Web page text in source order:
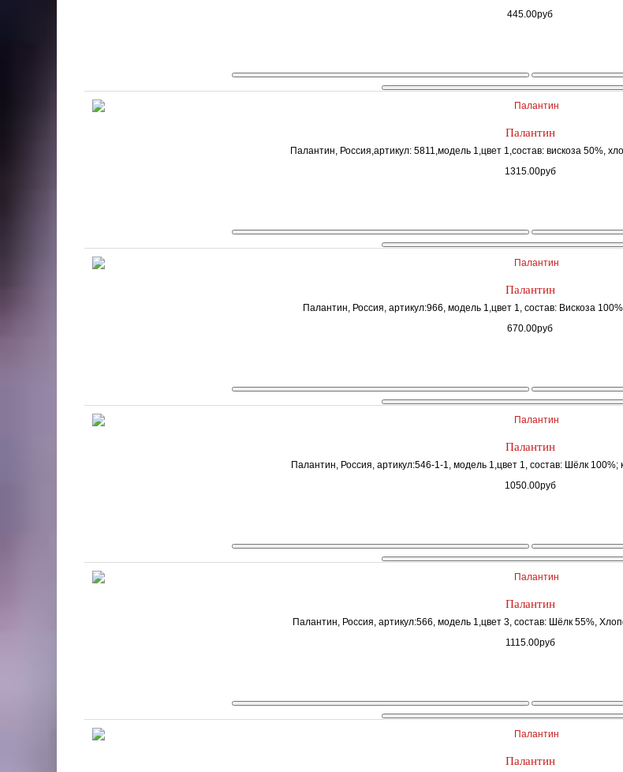
445.00руб
Палантин
Палантин, Россия,артикул: 5811,модель 1,цвет 1,состав: вискоза 50%,
1315.00руб
Палантин
Палантин, Россия, артикул:966, модель 1,цвет 1, состав: Вискоза
670.00руб
Палантин
Палантин, Россия, артикул:546-1-1, модель 1,цвет 1, состав: Шёлк 100%;
1050.00руб
Палантин
Палантин, Россия, артикул:566, модель 1,цвет 3, состав: Шёлк 55%,
1115.00руб
Палантин